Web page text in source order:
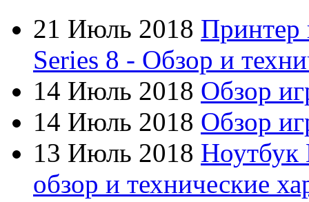
Dell(7)
Dex
Everest
Firtech
Flyper
Foxconn
21 Июль 2018 Принтер
Series 8 - Обзор и
14 Июль 2018 Обзор
14 Июль 2018 Обзор
13 Июль 2018 Ноутбук
обзор и технические